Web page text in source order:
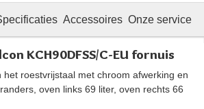
Accessoires Onze service
KCH90DFSS/C-EU fornuis
het roestvrijstaal met chroom afwerking en
oven links 69 liter, oven rechts 66